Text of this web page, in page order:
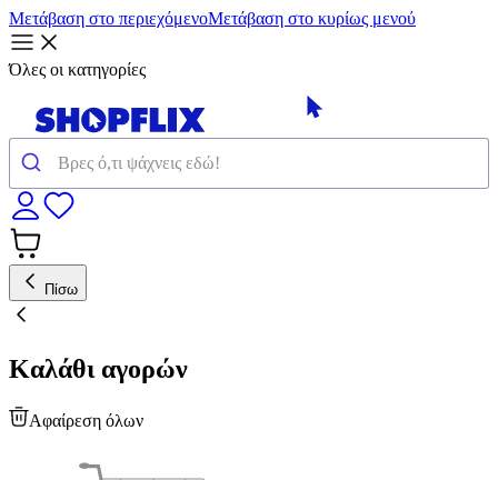
Μετάβαση στο περιεχόμενοΜετάβαση στο κυρίως μενού
Όλες οι κατηγορίες
Πίσω
Καλάθι αγορών
Αφαίρεση όλων